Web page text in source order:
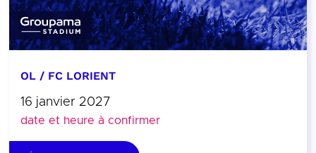
OL / FC LORIENT
16 janvier 2027
date et heure à confirmer